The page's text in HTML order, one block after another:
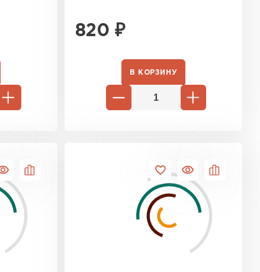
820 ₽
В КОРЗИНУ